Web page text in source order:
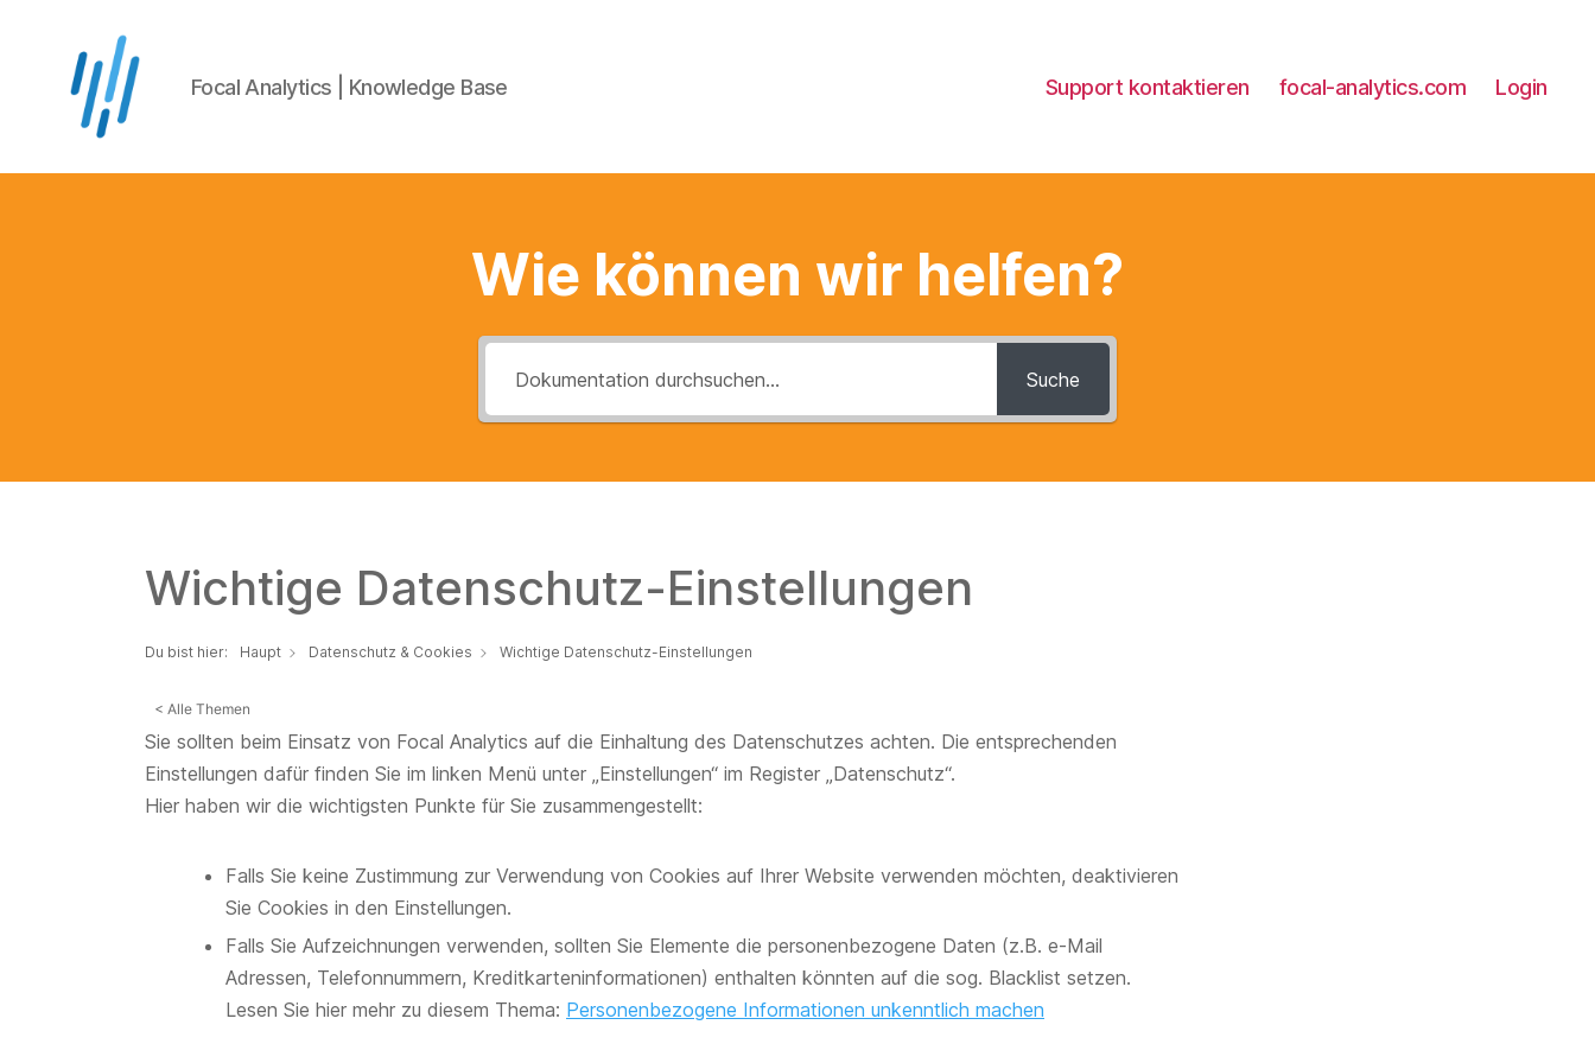
Analytics
Focal Analytics | Knowledge Base Support kontaktieren focal-analytics.com Login
Wie können wir helfen?
Suche
Wichtige Datenschutz-Einstellungen
Du bist hier: Haupt Datenschutz & Cookies Wichtige Datenschutz-Einstellungen
< Alle Themen
Sie sollten beim Einsatz von Focal Analytics auf die Einhaltung des Datenschutzes achten. Die entsprechenden
Einstellungen dafür finden Sie im linken Menü unter „Einstellungen“ im Register „Datenschutz“.
Hier haben wir die wichtigsten Punkte für Sie zusammengestellt:
Falls Sie keine Zustimmung zur Verwendung von Cookies auf Ihrer Website verwenden möchten, deaktivieren
Sie Cookies in den Einstellungen.
Falls Sie Aufzeichnungen verwenden, sollten Sie Elemente die personenbezogene Daten (z.B. e-Mail
Adressen, Telefonnummern, Kreditkarteninformationen) enthalten könnten auf die sog. Blacklist setzen.
Lesen Sie hier mehr zu diesem Thema: Personenbezogene Informationen unkenntlich machen